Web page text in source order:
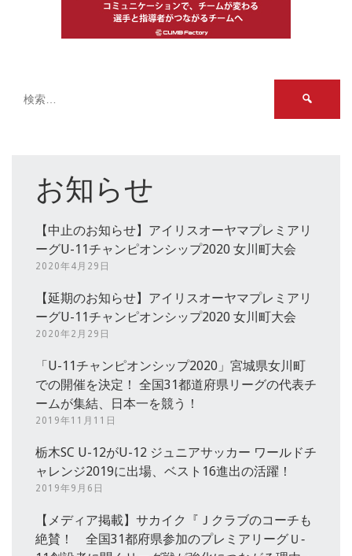
お知らせ
【中止のお知らせ】アイリスオーヤマプレミアリ
ーグU-11チャンピオンシップ2020 女川町大会
2020年4月29日
【延期のお知らせ】アイリスオーヤマプレミアリ
ーグU-11チャンピオンシップ2020 女川町大会
2020年2月29日
「U-11チャンピオンシップ2020」宮城県女川町
での開催を決定！ 全国31都道府県リーグの代表チ
ームが集結、日本一を競う！
2019年11月11日
栃木SC U-12がU-12 ジュニアサッカー ワールドチ
ャレンジ2019に出場、ベスト16進出の活躍！
2019年9月6日
【メディア掲載】サカイク『Ｊクラブのコーチも
絶賛！ 全国31都府県参加のプレミアリーグＵ‐